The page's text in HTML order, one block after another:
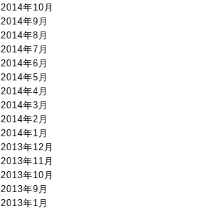
2014年10月
2014年9月
2014年8月
2014年7月
2014年6月
2014年5月
2014年4月
2014年3月
2014年2月
2014年1月
2013年12月
2013年11月
2013年10月
2013年9月
2013年1月